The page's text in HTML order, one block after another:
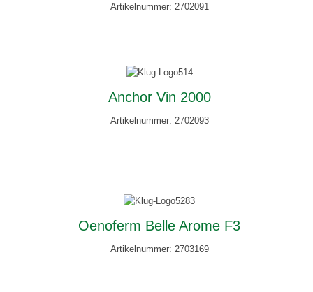
Artikelnummer: 2702091
Anchor Vin 2000
Artikelnummer: 2702093
Oenoferm Belle Arome F3
Artikelnummer: 2703169